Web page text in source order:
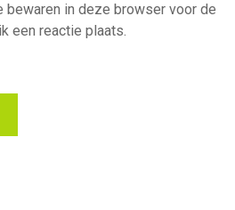
bewaren in deze browser voor de
een reactie plaats.